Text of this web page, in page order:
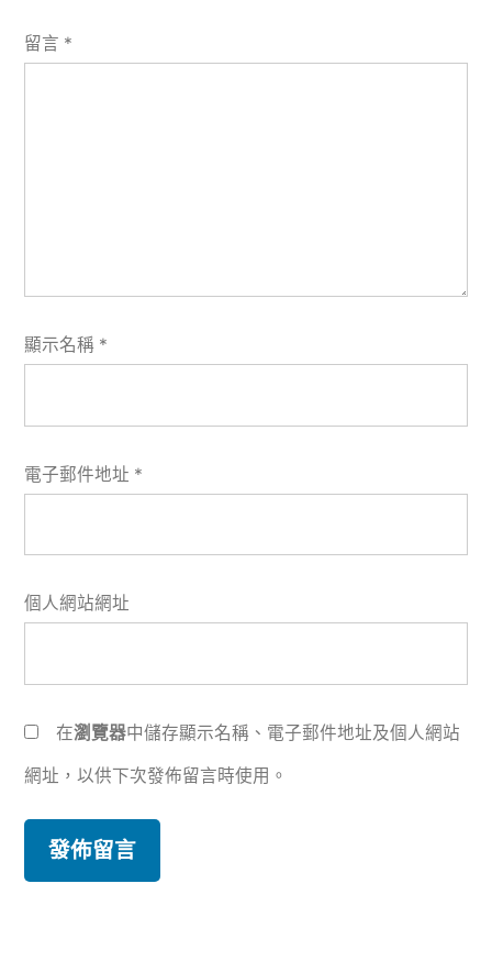
留言 *
顯示名稱 *
電子郵件地址 *
個人網站網址
在瀏覽器中儲存顯示名稱、電子郵件地址及個人網站
網址，以供下次發佈留言時使用。